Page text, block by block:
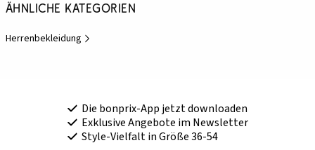
Ähnliche Kategorien
Herrenbekleidung
Die bonprix-App jetzt downloaden
Exklusive Angebote im Newsletter
Style-Vielfalt in Größe 36-54